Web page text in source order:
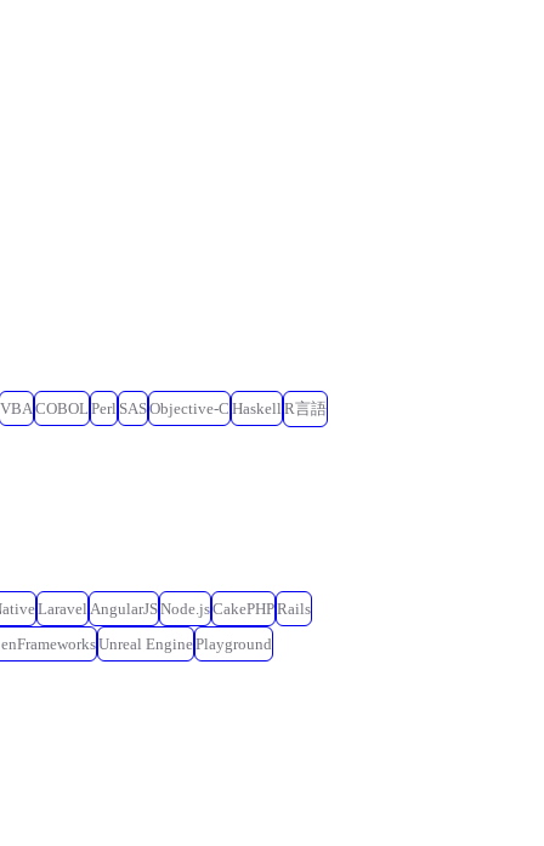
VBA COBOL Perl SASObjective-C Haskell R言語
Laravel AngularJSNode.jsCakePHPRails
Unreal EnginePlayground